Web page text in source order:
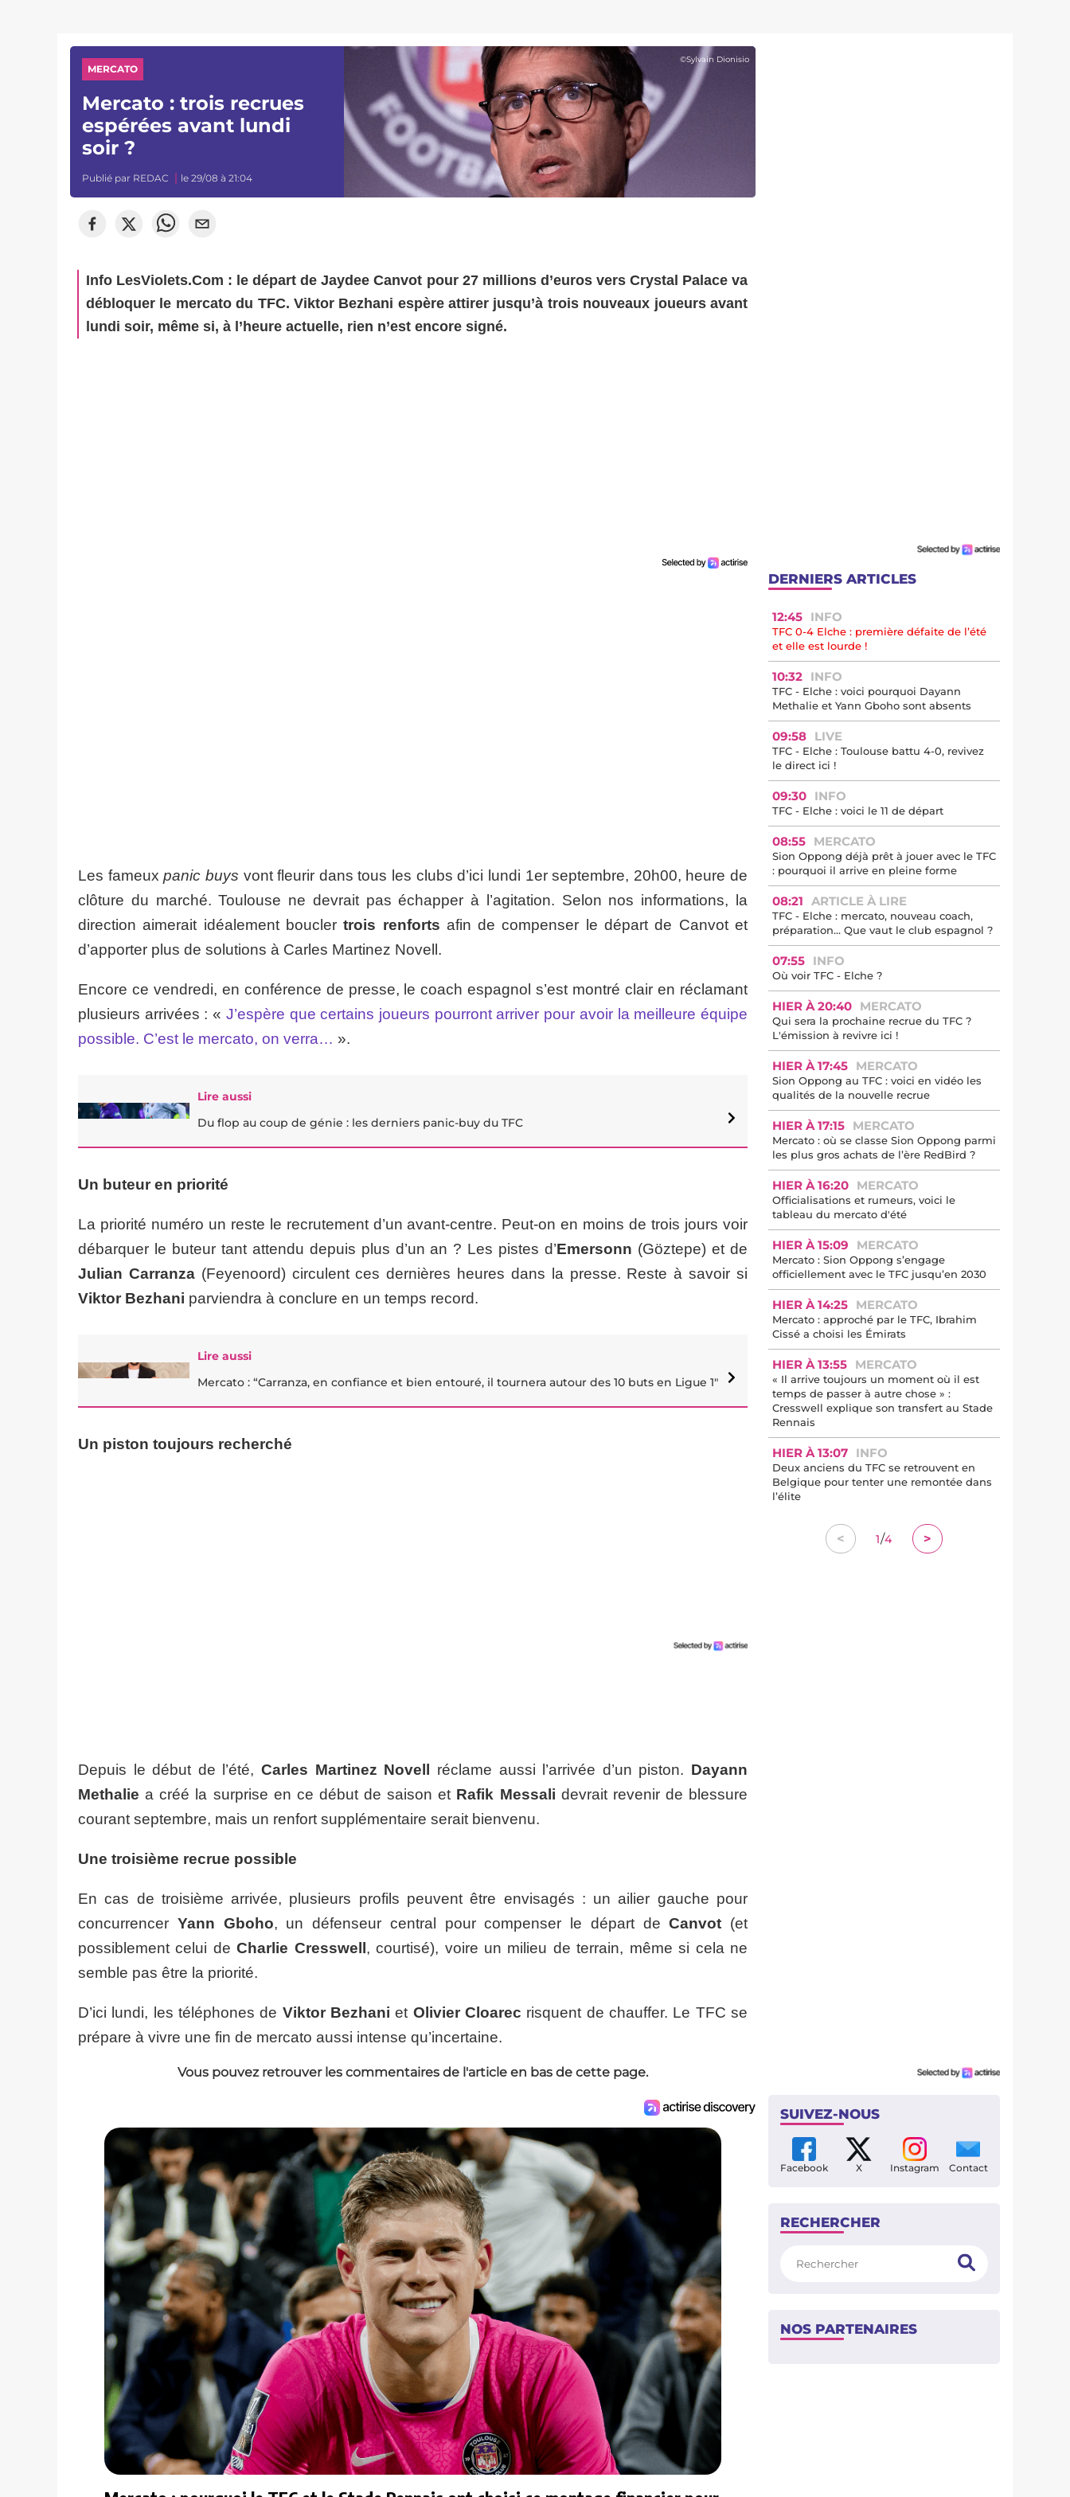
©Sylvain Dionisio
MERCATO
Mercato : trois recrues
espérées avant lundi
soir ?
Publié par REDAC le 29/08 à 21:04
Info LesViolets.Com : le départ de Jaydee Canvot pour 27 millions d’euros vers Crystal Palace va
débloquer le mercato du TFC. Viktor Bezhani espère attirer jusqu’à trois nouveaux joueurs avant
lundi soir, même si, à l’heure actuelle, rien n’est encore signé.
Les fameuxpanic buys vont fleurir dans tous les clubs d’ici lundi 1er septembre, 20h00, heure de
clôture du marché. Toulouse ne devrait pas échapper à l’agitation. Selon nos informations, la
direction aimerait idéalement bouclertrois renforts afin de compenser le départ de Canvot et
d’apporter plus de solutions à Carles Martinez Novell.
Encore ce vendredi, en conférence de presse, le coach espagnol s’est montré clair en réclamant
plusieurs arrivées : « J’espère que certains joueurs pourront arriver pour avoir la meilleure équipe
possible. C’est le mercato, on verra… ».
Lire aussi
Du flop au coup de génie : les derniers panic-buy du TFC
Un buteur en priorité
La priorité numéro un reste le recrutement d’un avant-centre. Peut-on en moins de trois jours voir
débarquer le buteur tant attendu depuis plus d’un an ? Les pistes d’Emersonn (Göztepe) et de
Julian Carranza (Feyenoord) circulent ces dernières heures dans la presse. Reste à savoir si
Viktor Bezhani parviendra à conclure en un temps record.
Lire aussi
Mercato : “Carranza, en confiance et bien entouré, il tournera autour des 10 buts en Ligue 1"
Un piston toujours recherché
Depuis le début de l’été,Carles Martinez Novell réclame aussi l’arrivée d’un piston. Dayann
Methalie a créé la surprise en ce début de saison et Rafik Messali devrait revenir de blessure
courant septembre, mais un renfort supplémentaire serait bienvenu.
Une troisième recrue possible
En cas de troisième arrivée, plusieurs profils peuvent être envisagés : un ailier gauche pour
concurrencer Yann Gboho, un défenseur central pour compenser le départ deCanvot (et
possiblement celui deCharlie Cresswell , courtisé), voire un milieu de terrain, même si cela ne
semble pas être la priorité.
D’ici lundi, les téléphones de Viktor Bezhani et Olivier Cloarec risquent de chauffer. Le TFC se
prépare à vivre une fin de mercato aussi intense qu’incertaine.
Vous pouvez retrouver les commentaires de l'article en bas de cette page.
DERNIERS ARTICLES
12:45 INFO
TFC 0-4 Elche : première défaite de l’été
et elle est lourde !
10:32 INFO
TFC - Elche : voici pourquoi Dayann
Methalie et Yann Gboho sont absents
09:58 LIVE
TFC - Elche : Toulouse battu 4-0, revivez
le direct ici !
09:30 INFO
TFC - Elche : voici le 11 de départ
08:55 MERCATO
Sion Oppong déjà prêt à jouer avec le TFC
: pourquoi il arrive en pleine forme
08:21 ARTICLE À LIRE
TFC - Elche : mercato, nouveau coach,
préparation… Que vaut le club espagnol ?
07:55 INFO
Où voir TFC - Elche ?
HIER À 20:40 MERCATO
Qui sera la prochaine recrue du TFC ?
L'émission à revivre ici !
HIER À 17:45 MERCATO
Sion Oppong au TFC : voici en vidéo les
qualités de la nouvelle recrue
HIER À 17:15 MERCATO
Mercato : où se classe Sion Oppong parmi
les plus gros achats de l’ère RedBird ?
HIER À 16:20 MERCATO
Officialisations et rumeurs, voici le
tableau du mercato d'été
HIER À 15:09 MERCATO
Mercato : Sion Oppong s’engage
officiellement avec le TFC jusqu’en 2030
HIER À 14:25 MERCATO
Mercato : approché par le TFC, Ibrahim
Cissé a choisi les Émirats
HIER À 13:55 MERCATO
« Il arrive toujours un moment où il est
temps de passer à autre chose » :
Cresswell explique son transfert au Stade
Rennais
HIER À 13:07 INFO
Deux anciens du TFC se retrouvent en
Belgique pour tenter une remontée dans
l’élite
< 1/4 >
SUIVEZ-NOUS
Facebook X Instagram Contact
RECHERCHER
NOS PARTENAIRES